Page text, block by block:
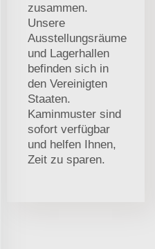
zusammen.
Unsere
Ausstellungsräume
und Lagerhallen
befinden sich in
den Vereinigten
Staaten.
Kaminmuster sind
sofort verfügbar
und helfen Ihnen,
Zeit zu sparen.